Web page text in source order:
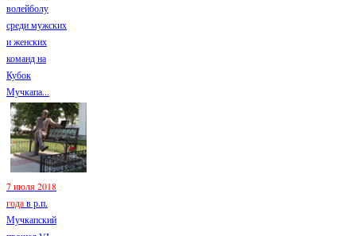
волейболу
среди мужских
и женских
команд на
Кубок
Мучкапа...
7 июля 2018
годав р.п.
Мучкапский